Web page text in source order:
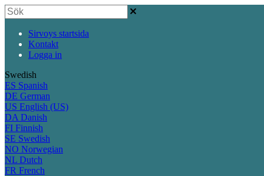
Sirvoys startsida
Kontakt
Logga in
Swedish
ES Spanish
DE German
US English (US)
DA Danish
FI Finnish
SE Swedish
NO Norwegian
NL Dutch
FR French